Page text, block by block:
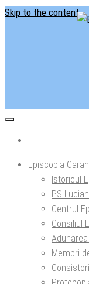
Skip to the content
Episcopia
Istoricul
PS
Centrul
Consiliul
Membri